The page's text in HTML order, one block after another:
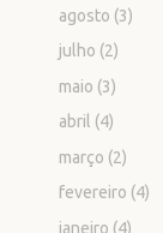
agosto (3)
julho (2)
maio (3)
abril (4)
março (2)
fevereiro (4)
janeiro (4)